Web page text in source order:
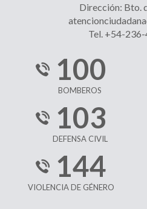
Dirección: Bto.
Tel. +54-
100
BOMBEROS
103
DEFENSA CIVIL
144
VIOLENCIA DE GÉNERO